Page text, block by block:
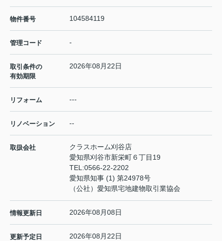
物件番号 104584119
管理コード -
取引条件の
有効期限
2026年08月22日
リフォーム ---
リノベーション --
取扱会社
クラスホーム刈谷店
愛知県刈谷市新栄町６丁目19
TEL:0566-22-2202
愛知県知事 (1) 第24978号
（公社）愛知県宅地建物取引業協会
情報更新日 2026年08月08日
更新予定日 2026年08月22日